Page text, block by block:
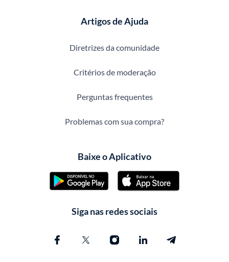
Artigos de Ajuda
Diretrizes da comunidade
Critérios de moderação
Perguntas frequentes
Problemas com sua compra?
Baixe o Aplicativo
Siga nas redes sociais